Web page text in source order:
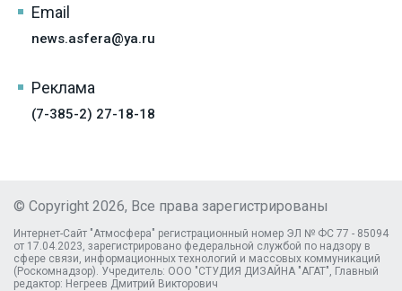
Email
news.asfera@ya.ru
Реклама
(7-385-2) 27-18-18
© Copyright 2026, Все права зарегистрированы
Интернет-Сайт "Атмосфера" регистрационный номер ЭЛ № ФС 77 - 85094
от 17.04.2023, зарегистрировано федеральной службой по надзору в
сфере связи, информационных технологий и массовых коммуникаций
(Роскомнадзор). Учредитель: ООО "СТУДИЯ ДИЗАЙНА "АГАТ", Главный
редактор: Негреев Дмитрий Викторович